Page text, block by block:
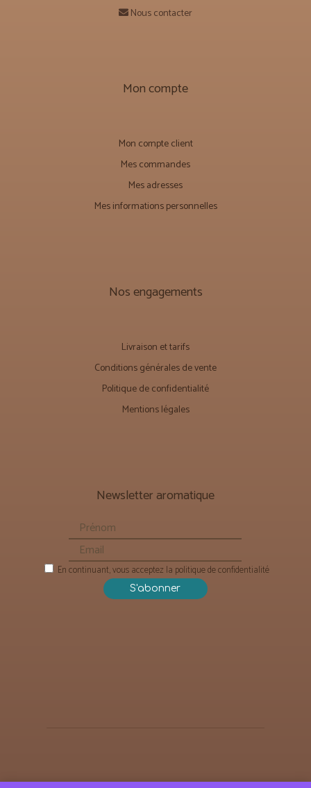
Nous contacter
Mon compte
Mon compte client
Mes commandes
Mes adresses
Mes informations personnelles
Nos engagements
Livraison et tarifs
Conditions générales de vente
Politique de confidentialité
Mentions légales
Newsletter aromatique
En continuant, vous acceptez la politique de confidentialité